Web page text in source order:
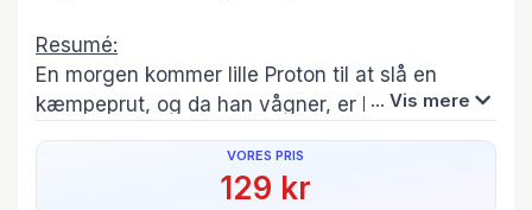
Resumé:
En morgen kommer lille Proton til at slå en
kæmpeprut, og da han vågner, er hele hans
familie væk. Han må ud at lede, og heldigvis er
hans familiemedlemmer ikke så svære at finde,
når de for eksempel efterlader sig elektriske
... Vis mere
VORES PRIS
129 kr